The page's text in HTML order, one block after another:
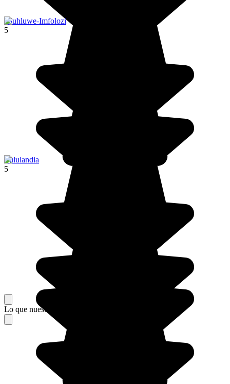
Hluhluwe-Imfolozi
5
Zululandia
5
Lo que nuestros viajeros piensan de su estancia